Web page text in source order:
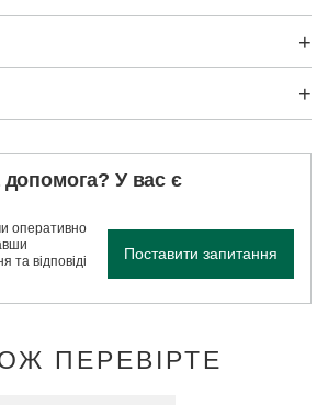
допомога? У вас є
оперативно
та відповіді
Поставити запитання
ПЕРЕВІРТЕ